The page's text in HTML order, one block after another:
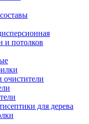
и потолков
очистители
для дерева